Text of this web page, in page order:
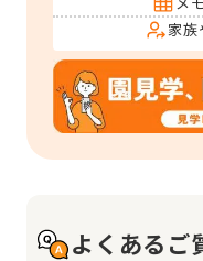
家族
よくあるご